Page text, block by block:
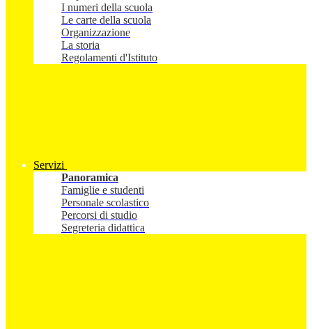
I numeri della scuola
Le carte della scuola
Organizzazione
La storia
Regolamenti d'Istituto
Servizi
Panoramica
Famiglie e studenti
Personale scolastico
Percorsi di studio
Segreteria didattica